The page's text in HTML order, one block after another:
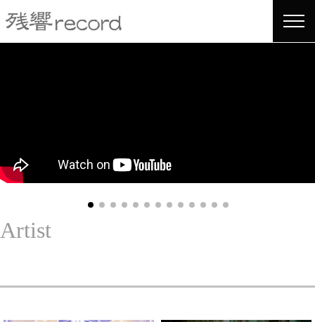
artists
merchandise
Artist